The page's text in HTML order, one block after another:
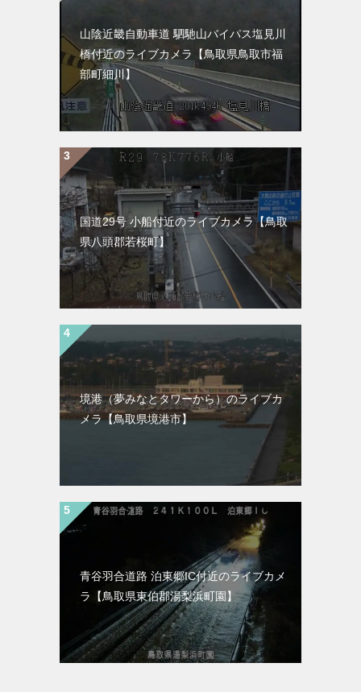
山陰近畿自動車道 駟馳山バイパス塩見川
橋付近のライブカメラ【鳥取県鳥取市福
部町細川】
国道29号 小船付近のライブカメラ【鳥取
県八頭郡若桜町】
境港（夢みなとタワーから）のライブカ
メラ【鳥取県境港市】
青谷羽合道路 泊東郷IC付近のライブカメ
ラ【鳥取県東伯郡湯梨浜町園】